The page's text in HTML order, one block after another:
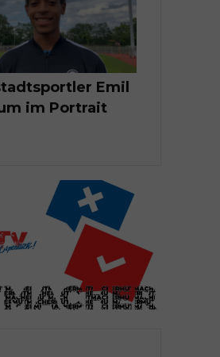
Emil
im Portrait